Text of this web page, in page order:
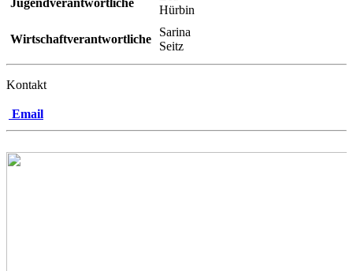
Jugendverantwortliche
Hürbin
Wirtschaftverantwortliche
Sarina
Seitz
Kontakt
Email